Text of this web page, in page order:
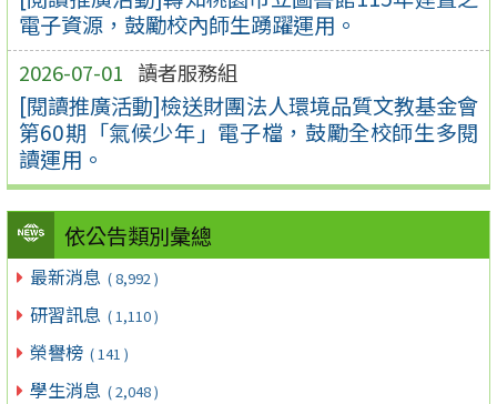
電子資源，鼓勵校內師生踴躍運用。
2026-07-01 讀者服務組
[閱讀推廣活動]檢送財團法人環境品質文教基金會
第60期「氣候少年」電子檔，鼓勵全校師生多閱
讀運用。
依公告類別彙總
最新消息 ( 8,992 )
研習訊息 ( 1,110 )
榮譽榜 ( 141 )
學生消息 ( 2,048 )